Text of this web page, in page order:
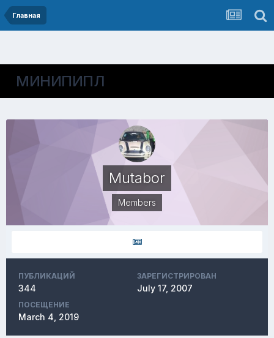
Главная
МИНИПИПЛ
Mutabor
Members
ПУБЛИКАЦИЙ
344
ЗАРЕГИСТРИРОВАН
July 17, 2007
ПОСЕЩЕНИЕ
March 4, 2019